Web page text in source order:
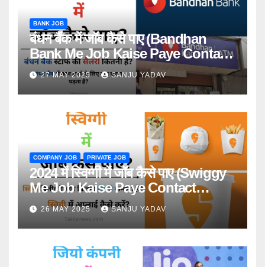
BANK JOB
बंधन बैंक में जॉब कैसे पाए (Bandhan
Bank Me Job Kaise Paye Contact
Number)
27 MAY 2025 SANJU YADAV
COMPANY JOB PRIVATE JOB
2024 में स्विग्गी में जॉब कैसे पाए (Swiggy
Me Job Kaise Paye Contact
Number)
26 MAY 2025 SANJU YADAV